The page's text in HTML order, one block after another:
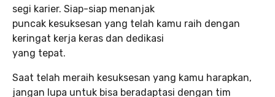
segi karier. Siap-siap menanjak
puncak kesuksesan yang telah kamu raih dengan
keringat kerja keras dan dedikasi
yang tepat.
Saat telah meraih kesuksesan yang kamu harapkan,
jangan lupa untuk bisa beradaptasi dengan tim